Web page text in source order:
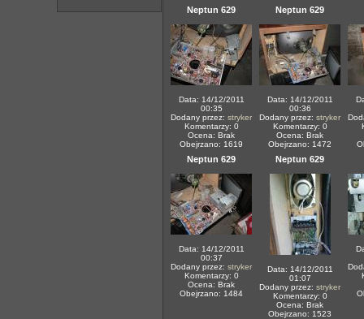
Neptun 629
Data: 14/12/2011
00:35
Dodany przez: stryker
Komentarzy: 0
Ocena: Brak
Obejrzano: 1619
Neptun 629
Data: 14/12/2011
00:36
Dodany przez: stryker
Komentarzy: 0
Ocena: Brak
Obejrzano: 1472
Neptun 629
Data: 14/12/2011
00:37
Dodany przez: stryker
Komentarzy: 0
Ocena: Brak
Obejrzano: 1484
Neptun 629
Data: 14/12/2011
01:07
Dodany przez: stryker
Komentarzy: 0
Ocena: Brak
Obejrzano: 1523